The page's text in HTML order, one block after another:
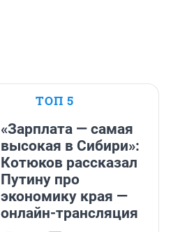
ТОП 5
«Зарплата — самая
высокая в Сибири»:
Котюков рассказал
Путину про
экономику края —
онлайн-трансляция